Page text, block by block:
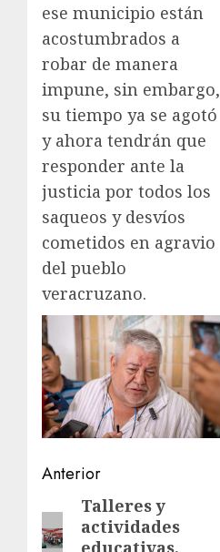
ese municipio están
acostumbrados a
robar de manera
impune, sin embargo,
su tiempo ya se agotó
y ahora tendrán que
responder ante la
justicia por todos los
saqueos y desvíos
cometidos en agravio
del pueblo
veracruzano.
Navegación
de
entradas
Anterior
Entrada
anterior:
Talleres y
actividades